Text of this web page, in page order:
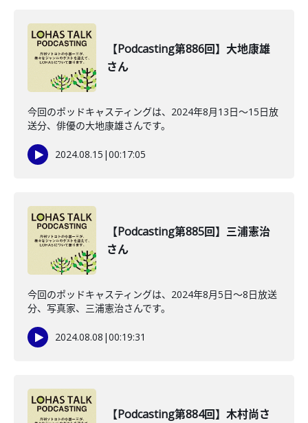
【Podcasting第886回】大地康雄
さん
今回のポッドキャスティングは、2024年8月13日〜15日放
送分、俳優の大地康雄さんです。
2024.08.15 |00:17:05
【Podcasting第885回】三浦憲治
さん
今回のポッドキャスティングは、2024年8月5日〜8日放送
分、写真家、三浦憲治さんです。
2024.08.08 |00:19:31
【Podcasting第884回】木村尚さ